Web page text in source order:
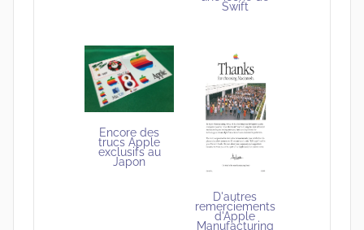
Swift
Encore des
trucs Apple
exclusifs au
Japon
D'autres
remerciements
d'Apple
Manufacturing